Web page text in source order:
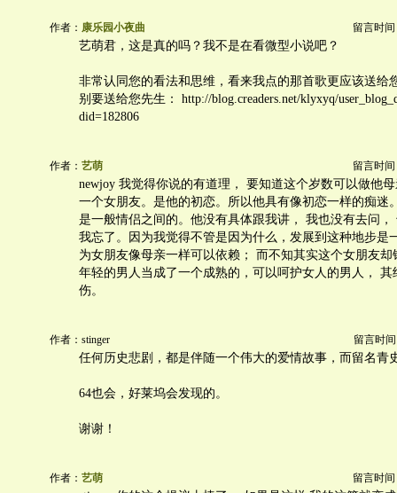
作者： 康乐园小夜曲 留言时间
艺萌君，这是真的吗？我不是在看微型小说吧？
非常认同您的看法和思维，看来我点的那首歌更应该送给
别要送给您先生： http://blog.creaders.net/klyxyq/
did=182806
作者： 艺萌 留言时间
newjoy 我觉得你说的有道理， 要知道这个岁数可以做他
一个女朋友。是他的初恋。所以他具有像初恋一样的痴迷
是一般情侣之间的。他没有具体跟我讲， 我也没有去问，
我忘了。因为我觉得不管是因为什么，发展到这种地步是
为女朋友像母亲一样可以依赖； 而不知其实这个女朋友
年轻的男人当成了一个成熟的，可以呵护女人的男人， 其
伤。
作者：stinger 留言时间
任何历史悲剧，都是伴随一个伟大的爱情故事，而留名青
64也会，好莱坞会发现的。
谢谢！
作者： 艺萌 留言时间